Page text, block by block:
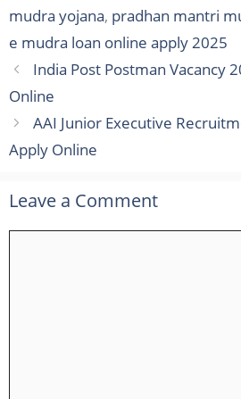
mudra yojana, pradhan mantri
e mudra loan online apply 2025
India Post Postman Vacancy
Online
AAI Junior Executive
Apply Online
Leave a Comment